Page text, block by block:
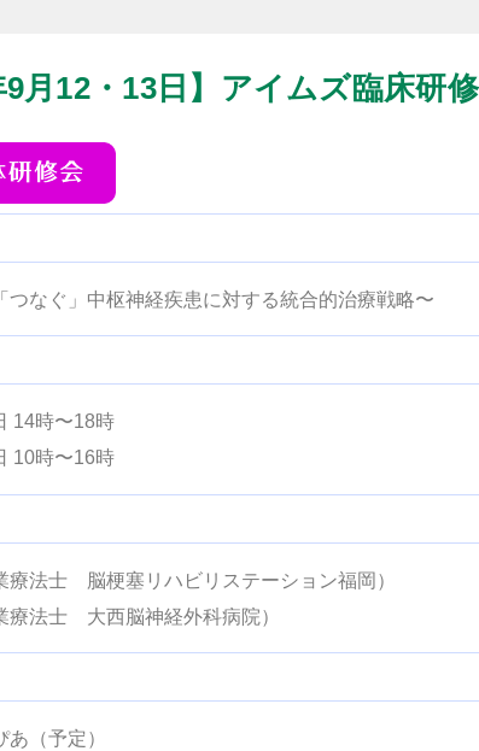
9月12・13日】アイムズ臨床研
つなぐ」中枢神経疾患に対する統合的治療戦略〜
14時〜18時
10時〜16時
療法士 脳梗塞リハビリステーション福岡）
療法士 大西脳神経外科病院）
（予定）